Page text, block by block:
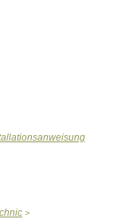
>